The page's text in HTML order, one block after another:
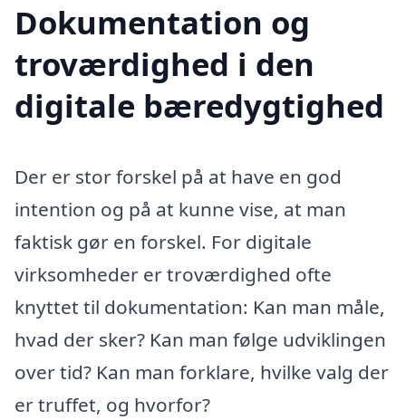
Dokumentation og
troværdighed i den
digitale bæredygtighed
Der er stor forskel på at have en god
intention og på at kunne vise, at man
faktisk gør en forskel. For digitale
virksomheder er troværdighed ofte
knyttet til dokumentation: Kan man måle,
hvad der sker? Kan man følge udviklingen
over tid? Kan man forklare, hvilke valg der
er truffet, og hvorfor?